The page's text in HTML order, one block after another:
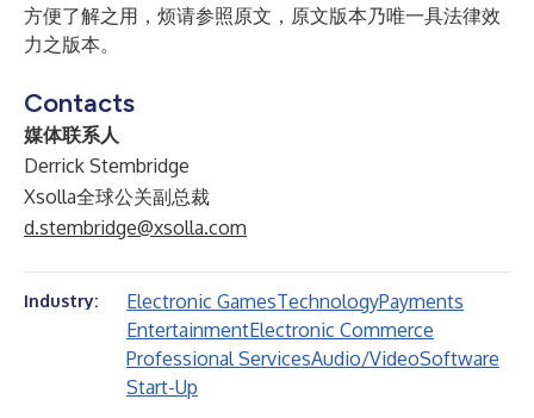
方便了解之用，烦请参照原文，原文版本乃唯一具法律效
力之版本。
Contacts
媒体联系人
Derrick Stembridge
Xsolla全球公关副总裁
d.stembridge@xsolla.com
Industry: Electronic GamesTechnologyPayments
EntertainmentElectronic Commerce
Professional ServicesAudio/VideoSoftware
Start-Up